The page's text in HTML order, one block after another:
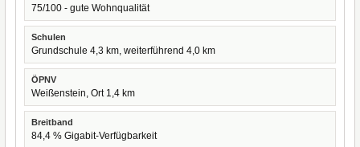
75/100 - gute Wohnqualität
Schulen
Grundschule 4,3 km, weiterführend 4,0 km
ÖPNV
Weißenstein, Ort 1,4 km
Breitband
84,4 % Gigabit-Verfügbarkeit